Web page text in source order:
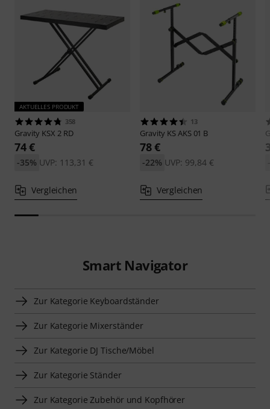
AKTUELLES PRODUKT
358
Gravity KSX 2 RD
74 €
UVP: 113,31 €
-35%
Vergleichen
13
Gravity KS AKS 01 B
78 €
UVP: 99,84 €
-22%
Vergleichen
Smart Navigator
Zur Kategorie Keyboardständer
Zur Kategorie Mixerständer
Zur Kategorie DJ Tische/Möbel
Zur Kategorie Ständer
Zur Kategorie Zubehör und Kopfhörer